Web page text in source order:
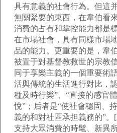
具有意義的社會行為。但這
無關緊要的東西，在韋伯看
消費的占有和掌控能力都是
在市場社會，具有同樣市場
品的能力。更重要的是，韋
被置于對基督教救世的宗教
同于享樂主義的一個重要術
活與傳統的生活進行對比，
種及時行樂”、“直接的感官
悅”；后者是“使社會穩固、
義的和對社區承担義務的”
支持大眾消費的時髦、新異